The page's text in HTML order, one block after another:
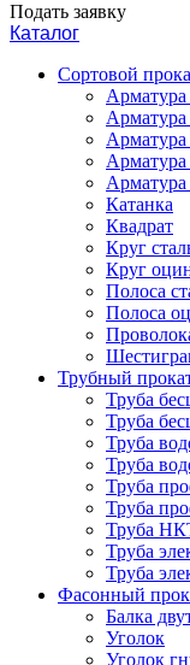
Подать заявку
Каталог
Сортовой
Катанка
Квадрат
Круг
Круг
Полоса
Полоса
Трубный
Труба
Труба
Труба
Труба
Труба
Труба
Труба
Труба
Труба
Фасонный
Балка
Уголок
Уголок